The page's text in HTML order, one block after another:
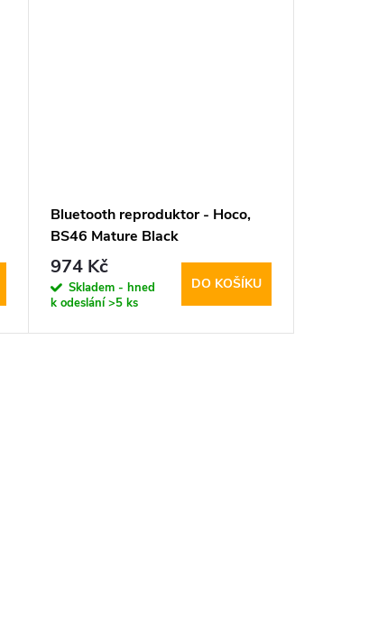
Bluetooth reproduktor - Hoco,
BS46 Mature Black
974 Kč
Skladem - hned
k odeslání>5 ks
DO KOŠÍKU